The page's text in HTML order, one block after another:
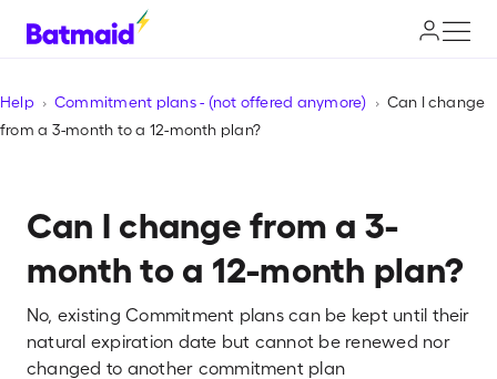
Help Commitment plans - (not offered anymore)
Can I change
from a 3-month to a 12-month plan?
Can I change from a 3-
month to a 12-month plan?
No, existing Commitment plans can be kept until their
natural expiration date but cannot be renewed nor
changed to another commitment plan